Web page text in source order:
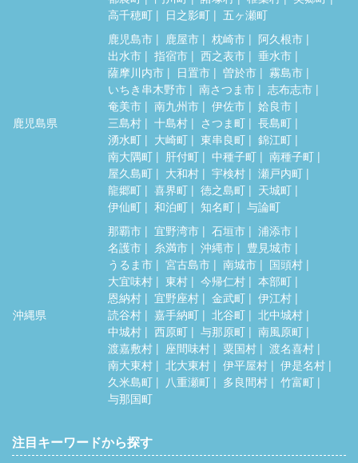
高千穂町
日之影町 五ヶ瀬町
鹿児島県
鹿児島市 鹿屋市 枕崎市
阿久根市
出水市
指宿市 西之表市
垂水市
薩摩川内市
日置市 曽於市
霧島市
いちき串木野市
南さつま市
志布志市
奄美市
南九州市 伊佐市
姶良市
三島村
十島村 さつま町
長島町
湧水町
大崎町 東串良町
錦江町
南大隅町
肝付町 中種子町
南種子町
屋久島町
大和村 宇検村
瀬戸内町
龍郷町
喜界町 徳之島町
天城町
伊仙町
和泊町 知名町 与論町
沖縄県
那覇市 宜野湾市 石垣市
浦添市
名護市
糸満市 沖縄市
豊見城市
うるま市
宮古島市 南城市
国頭村
大宜味村
東村 今帰仁村
本部町
恩納村
宜野座村 金武町
伊江村
読谷村
嘉手納町 北谷町
北中城村
中城村
西原町 与那原町
南風原町
渡嘉敷村
座間味村 粟国村
渡名喜村
南大東村
北大東村 伊平屋村
伊是名村
久米島町
八重瀬町 多良間村
竹富町
与那国町
注目キーワードから探す